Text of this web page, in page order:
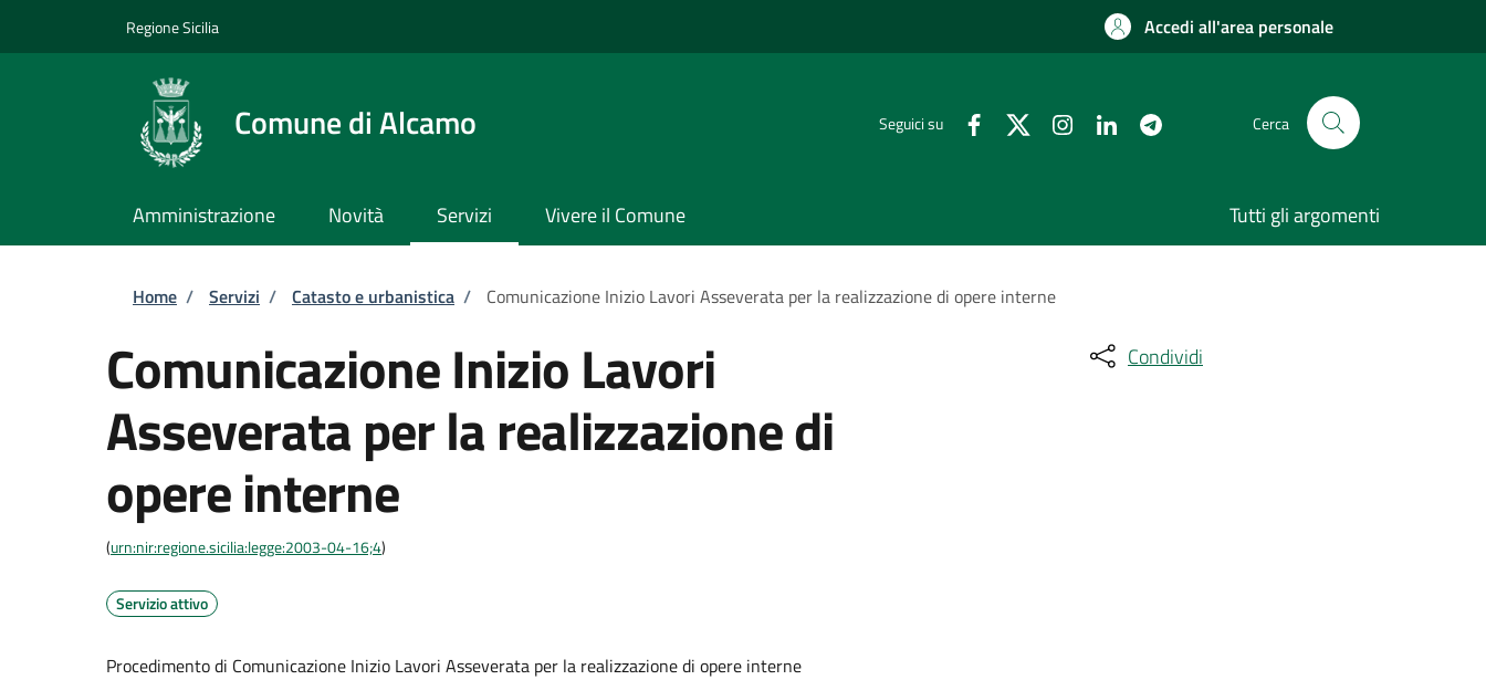
Regione Sicilia Accedi all'area personale
Comune di Alcamo Seguici su Cerca
Amministrazione Novità Servizi Vivere il Comune Tutti gli argomenti
Briciole di pane
Home / Servizi / Catasto e urbanistica / Comunicazione Inizio Lavori Asseverata per la realizzazione di opere interne
Comunicazione Inizio Lavori
Asseverata per la realizzazione di
opere interne
(urn:nir:regione.sicilia:legge:2003-04-16;4)
Servizio attivo
Procedimento di Comunicazione Inizio Lavori Asseverata per la realizzazione di opere interne
Condividi